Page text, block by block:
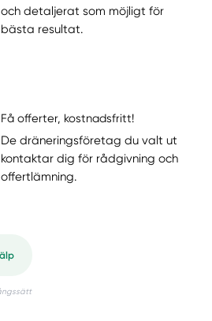
och detaljerat som möjligt för
bästa resultat.
Få offerter, kostnadsfritt!
De dräneringsföretag du valt ut
kontaktar dig för rådgivning och
offertlämning.